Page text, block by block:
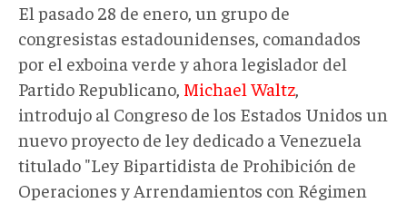
El pasado 28 de enero, un grupo de
congresistas estadounidenses, comandados
por el exboina verde y ahora legislador del
Partido Republicano, Michael Waltz,
introdujo al Congreso de los Estados Unidos un
nuevo proyecto de ley dedicado a Venezuela
titulado "Ley Bipartidista de Prohibición de
Operaciones y Arrendamientos con Régimen